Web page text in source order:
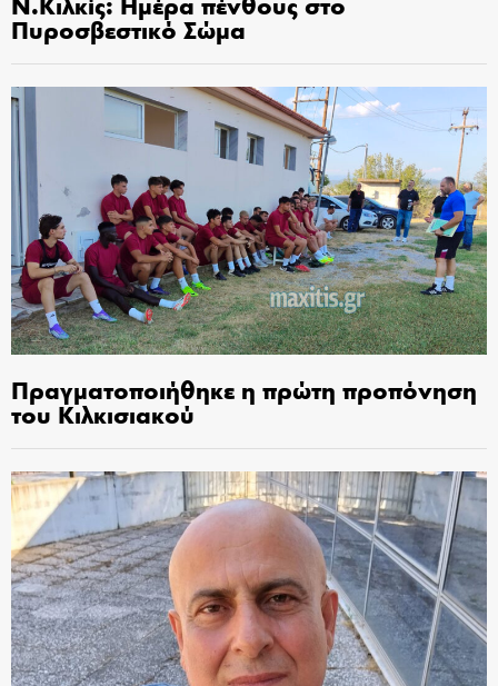
Πυροσβεστικό Σώμα
Πραγματοποιήθηκε η πρώτη προπόνηση
του Κιλκισιακού